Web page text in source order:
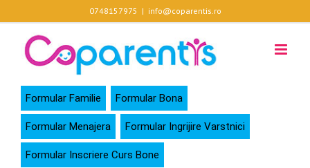
to
content
0748157975 | info@coparentis.ro
Formular Familie Formular Bona
Formular Menajera Formular Ingrijire Varstnici
Formular Inscriere Curs Bone